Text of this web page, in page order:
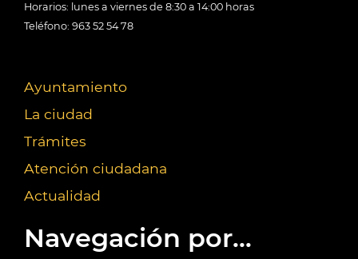
Horarios: lunes a viernes de 8:30 a 14:00 horas
Teléfono: 963 52 54 78
Ayuntamiento
La ciudad
Trámites
Atención ciudadana
Actualidad
Navegación por...